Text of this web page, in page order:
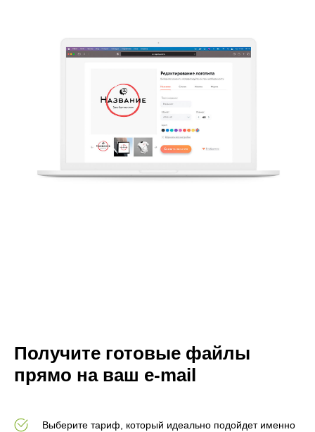
Получите готовые файлы
прямо на ваш e-mail
Выберите тариф, который идеально подойдет именно